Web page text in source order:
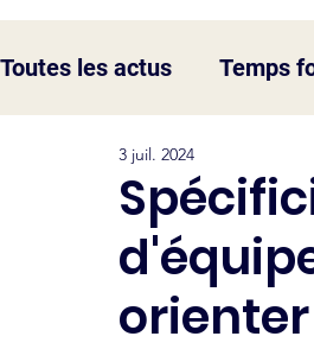
Toutes les actus Temps
Portraits Sos Crise
orienter
3 juil. 2024